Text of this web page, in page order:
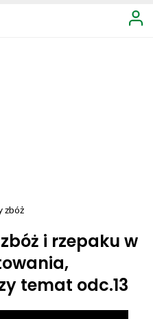
zbóż
i rzepaku w
temat odc.13